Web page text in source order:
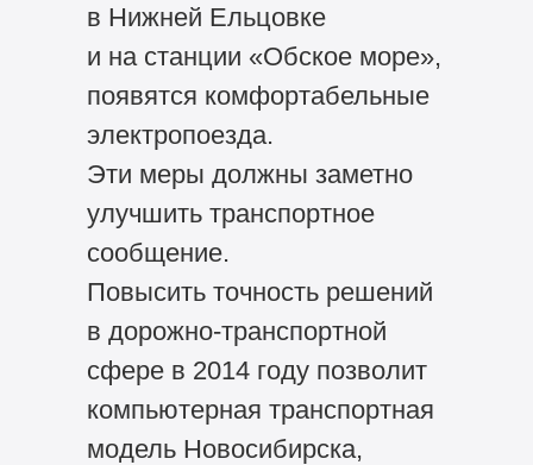
в Нижней Ельцовке
и на станции «Обское море»,
появятся комфортабельные
электропоезда.
Эти меры должны заметно
улучшить транспортное
сообщение.
Повысить точность решений
в дорожно-транспортной
сфере в 2014 году позволит
компьютерная транспортная
модель Новосибирска,